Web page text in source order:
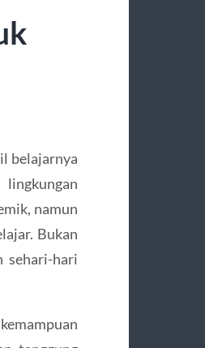
belajarnya
namun
Bukan
sehari-hari